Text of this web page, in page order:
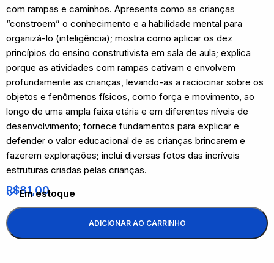
com rampas e caminhos. Apresenta como as crianças
“constroem” o conhecimento e a habilidade mental para
organizá-lo (inteligência); mostra como aplicar os dez
princípios do ensino construtivista em sala de aula; explica
porque as atividades com rampas cativam e envolvem
profundamente as crianças, levando-as a raciocinar sobre os
objetos e fenômenos físicos, como força e movimento, ao
longo de uma ampla faixa etária e em diferentes níveis de
desenvolvimento; fornece fundamentos para explicar e
defender o valor educacional de as crianças brincarem e
fazerem explorações; inclui diversas fotos das incríveis
estruturas criadas pelas crianças.
R$81,00
Em estoque
ADICIONAR AO CARRINHO